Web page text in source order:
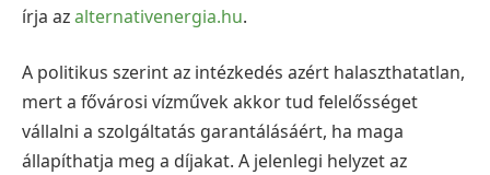
írja azalternativenergia.hu.
A politikus szerint az intézkedés azért halaszthatatlan,
mert a fővárosi vízművek akkor tud felelősséget
vállalni a szolgáltatás garantálásáért, ha maga
állapíthatja meg a díjakat. A jelenlegi helyzet az